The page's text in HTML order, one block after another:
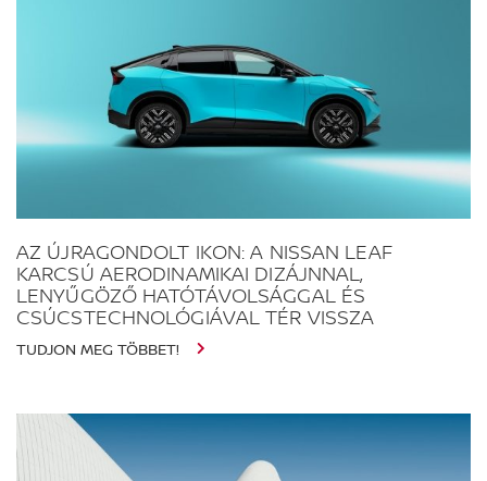
AZ ÚJRAGONDOLT IKON: A NISSAN LEAF
KARCSÚ AERODINAMIKAI DIZÁJNNAL,
LENYŰGÖZŐ HATÓTÁVOLSÁGGAL ÉS
CSÚCSTECHNOLÓGIÁVAL TÉR VISSZA
TUDJON MEG TÖBBET!